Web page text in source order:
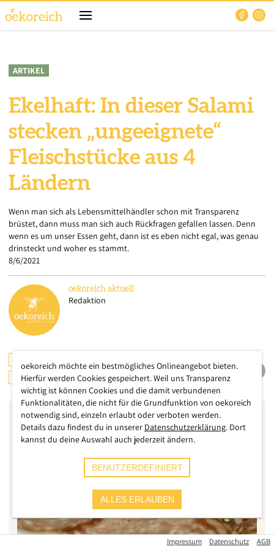
ARTIKEL
Ekelhaft: In dieser Salami
stecken „ungeeignete“
Fleischstücke aus 4
Ländern
Wenn man sich als Lebensmittelhändler schon mit Transparenz
brüstet, dann muss man sich auch Rückfragen gefallen lassen. Denn
wenn es um unser Essen geht, dann ist es eben nicht egal, was genau
drinsteckt und woher es stammt.
8/6/2021
oekoreich aktuell
Redaktion
LANDWIRTSCHAFT
Impressum Datenschutz AGB
oekoreich möchte ein bestmögliches Onlineangebot bieten.
Hierfür werden Cookies gespeichert. Weil uns Transparenz
wichtig ist können Cookies und die damit verbundenen
Funktionalitäten, die nicht für die Grundfunktion von oekoreich
notwendig sind, einzeln erlaubt oder verboten werden.
Details dazu findest du in unserer Datenschutzerklärung. Dort
kannst du deine Auswahl auch jederzeit ändern.
BENUTZERDEFINIERT
ALLES ERLAUBEN